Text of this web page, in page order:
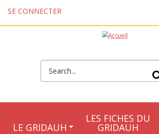
Aller au contenu principal
SE CONNECTER
FORMULAIRE DE
LE GRIDAUH
LES FICHES DU
GRIDAUH